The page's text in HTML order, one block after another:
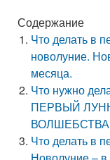
Содержание
Что делать в
новолуние.
месяца.
Что нужно
ПЕРВЫЙ
ВОЛШЕБСТВА
Что делать в